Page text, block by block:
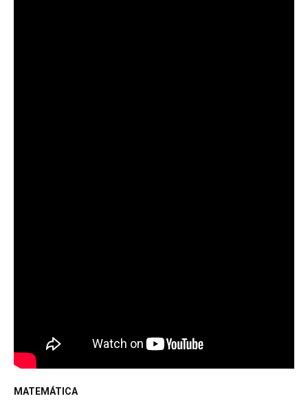
MATEMÁTICA